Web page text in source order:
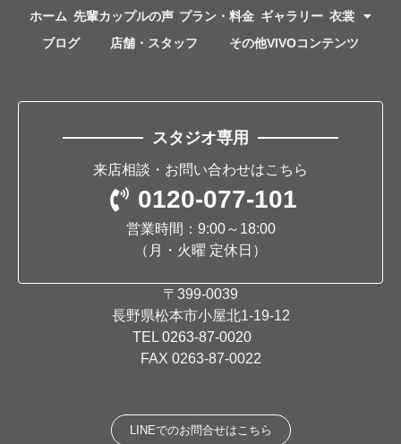
ホーム 先輩カップルの声 プラン・料金 ギャラリー 衣裳
ブログ
店舗・スタッフ その他VIVOコンテンツ
スタジオ専用
来店相談・お問い合わせはこちら
0120-077-101
営業時間：9:00～18:00
（月・火曜 定休日）
〒399-0039
長野県松本市小屋北1-19-12
TEL 0263-87-0020
FAX 0263-87-0022
LINEでのお問合せはこちら